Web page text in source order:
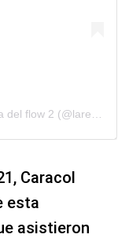
Caracol
esta
asistieron